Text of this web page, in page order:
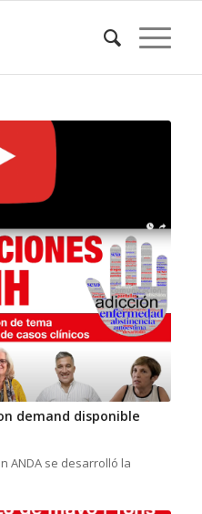
demand disponible
ANDA se desarrolló la